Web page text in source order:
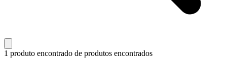
1 produto encontrado de produtos encontrados